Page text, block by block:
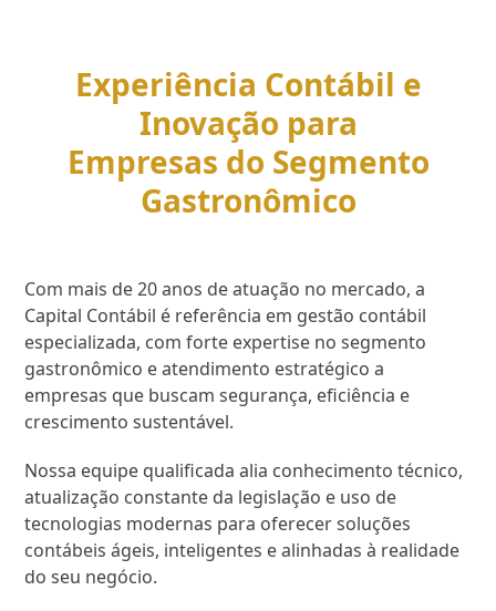
Experiência Contábil e
Inovação para
Empresas do Segmento
Gastronômico
Com mais de 20 anos de atuação no mercado, a
Capital Contábil é referência em gestão contábil
especializada, com forte expertise no segmento
gastronômico e atendimento estratégico a
empresas que buscam segurança, eficiência e
crescimento sustentável.
Nossa equipe qualificada alia conhecimento técnico,
atualização constante da legislação e uso de
tecnologias modernas para oferecer soluções
contábeis ágeis, inteligentes e alinhadas à realidade
do seu negócio.